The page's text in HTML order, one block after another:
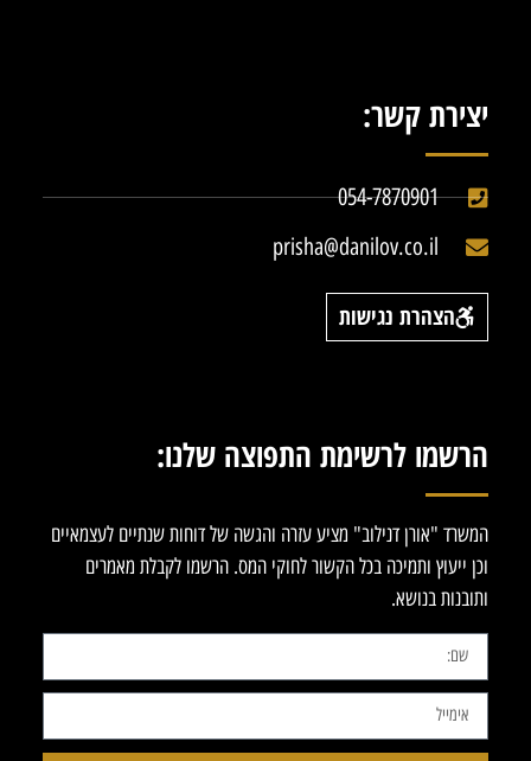
יצירת קשר:
054-7870901
prisha@danilov.co.il
הצהרת נגישות
הרשמו לרשימת התפוצה שלנו:
המשרד "אורן דנילוב" מציע עזרה והגשה של דוחות שנתיים לעצמאיים
וכן ייעוץ ותמיכה בכל הקשור לחוקי המס. הרשמו לקבלת מאמרים
ותובנות בנושא.